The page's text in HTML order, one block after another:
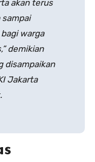
akan terus
warga
demikian
disampaikan
Jakarta